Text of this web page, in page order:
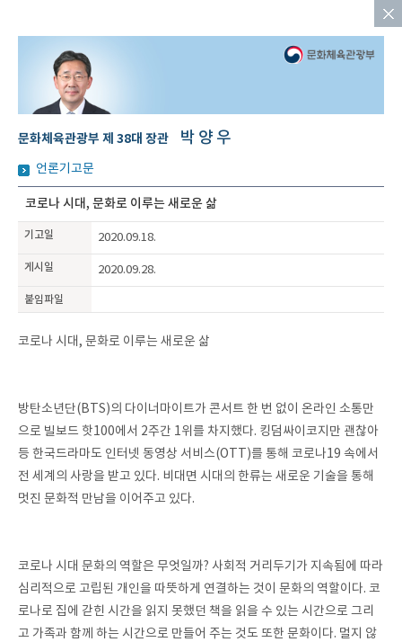
문화체육관광부 제 38대 장관 박양우
언론기고문
코로나 시대, 문화로 이루는 새로운 삶
기고일 2020.09.18.
게시일 2020.09.28.
붙임파일
코로나 시대, 문화로 이루는 새로운 삶
방탄소년단(BTS)의 다이너마이트가 콘서트 한 번 없이 온라인 소통만
으로 빌보드 핫100에서 2주간 1위를 차지했다. 킹덤싸이코지만 괜찮아
등 한국드라마도 인터넷 동영상 서비스(OTT)를 통해 코로나19 속에서
전 세계의 사랑을 받고 있다. 비대면 시대의 한류는 새로운 기술을 통해
멋진 문화적 만남을 이어주고 있다.
코로나 시대 문화의 역할은 무엇일까? 사회적 거리두기가 지속됨에 따라
심리적으로 고립된 개인을 따뜻하게 연결하는 것이 문화의 역할이다. 코
로나로 집에 갇힌 시간을 읽지 못했던 책을 읽을 수 있는 시간으로 그리
고 가족과 함께 하는 시간으로 만들어 주는 것도 또한 문화이다. 멀지 않